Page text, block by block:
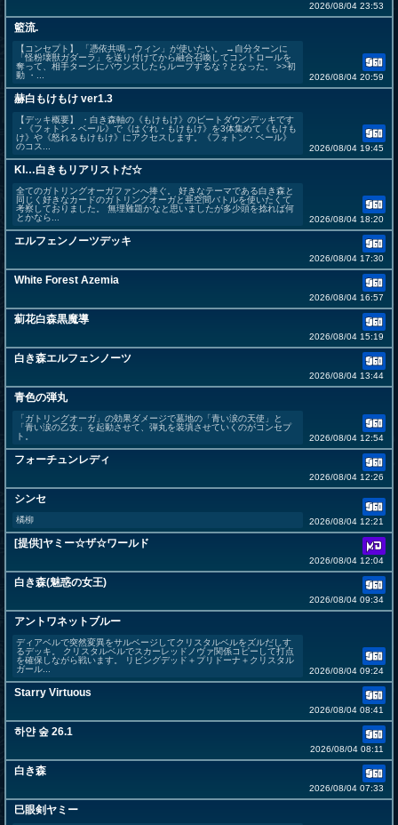
2026/08/04 23:53
籃流.
【コンセプト】 「憑依共鳴－ウィン」が使いたい。 →自分ターンに
「怪粉壊獣ガダーラ」を送り付けてから融合召喚してコントロールを
奪って、相手ターンにバウンスしたらループするな？となった。 >>初
動 ・...
2026/08/04 20:59
赫白もけもけ ver1.3
【デッキ概要】 ・白き森軸の《もけもけ》のビートダウンデッキです
・《フォトン・ベール》で《はぐれ・もけもけ》を3体集めて《もけも
け》や《怒れるもけもけ》にアクセスします。《フォトン・ベール》
のコス...
2026/08/04 19:45
KI…白きもリアリストだ☆
全てのガトリングオーガファンへ捧ぐ。 好きなテーマである白き森と
同じく好きなカードのガトリングオーガと亜空間バトルを使いたくて
考察しておりました。 無理難題かなと思いましたが多少頭を捻れば何
とかなら...
2026/08/04 18:20
エルフェンノーツデッキ
2026/08/04 17:30
White Forest Azemia
2026/08/04 16:57
薊花白森黒魔導
2026/08/04 15:19
白き森エルフェンノーツ
2026/08/04 13:44
青色の弾丸
「ガトリングオーガ」の効果ダメージで墓地の「青い涙の天使」と
「青い涙の乙女」を起動させて、弾丸を装填させていくのがコンセプ
ト。
2026/08/04 12:54
フォーチュンレディ
2026/08/04 12:26
シンセ
橘柳 2026/08/04 12:21
[提供]ヤミー☆ザ☆ワールド
2026/08/04 12:04
白き森(魅惑の女王)
2026/08/04 09:34
アントワネットブルー
ディアベルで突然変異をサルベージしてクリスタルベルをズルだしす
るデッキ。 クリスタルベルでスカーレッドノヴァ関係コピーして打点
を確保しながら戦います。 リビングデッド＋プリドーナ＋クリスタル
ガール...
2026/08/04 09:24
Starry Virtuous
2026/08/04 08:41
하얀 숲 26.1
2026/08/04 08:11
白き森
2026/08/04 07:33
巳眼剣ヤミー